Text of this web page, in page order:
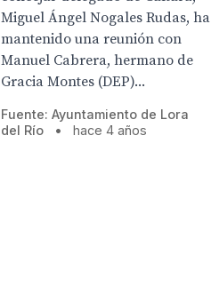
Miguel Ángel Nogales Rudas, ha
mantenido una reunión con
Manuel Cabrera, hermano de
Gracia Montes (DEP)...
Fuente: Ayuntamiento de Lora
del Río
• hace 4 años